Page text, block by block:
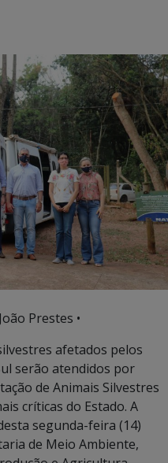
Prestes •
afetados pelos
serão atendidos por
de Animais Silvestres
críticas do Estado. A
segunda-feira (14)
de Meio Ambiente,